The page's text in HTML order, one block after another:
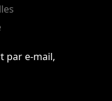
par e-mail,